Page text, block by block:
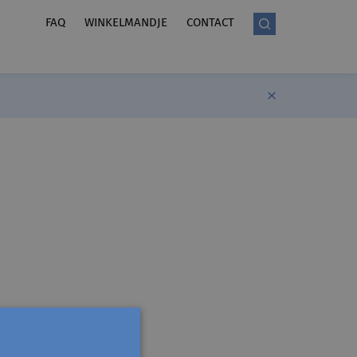
FAQ WINKELMANDJE CONTACT